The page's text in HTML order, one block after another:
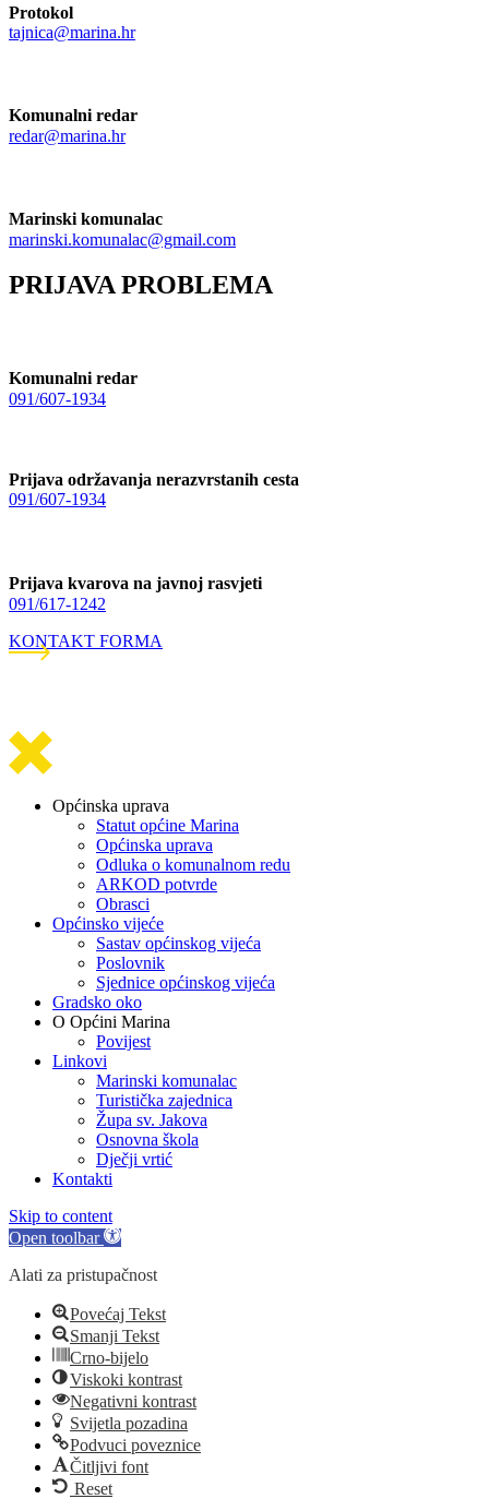
Protokol
tajnica@marina.hr
Komunalni redar
redar@marina.hr
Marinski komunalac
marinski.komunalac@gmail.com
PRIJAVA PROBLEMA
Komunalni redar
091/607-1934
Prijava održavanja nerazvrstanih cesta
091/607-1934
Prijava kvarova na javnoj rasvjeti
091/617-1242
KONTAKT FORMA
Općinska uprava
Statut općine Marina
Općinska uprava
Odluka o komunalnom redu
ARKOD potvrde
Obrasci
Općinsko vijeće
Sastav općinskog vijeća
Poslovnik
Sjednice općinskog vijeća
Gradsko oko
O Općini Marina
Povijest
Linkovi
Marinski komunalac
Turistička zajednica
Župa sv. Jakova
Osnovna škola
Dječji vrtić
Kontakti
Skip to content
Open toolbar
Alati za pristupačnost
Povećaj Tekst
Smanji Tekst
Crno-bijelo
Viskoki kontrast
Negativni kontrast
Svijetla pozadina
Podvuci poveznice
Čitljivi font
Reset